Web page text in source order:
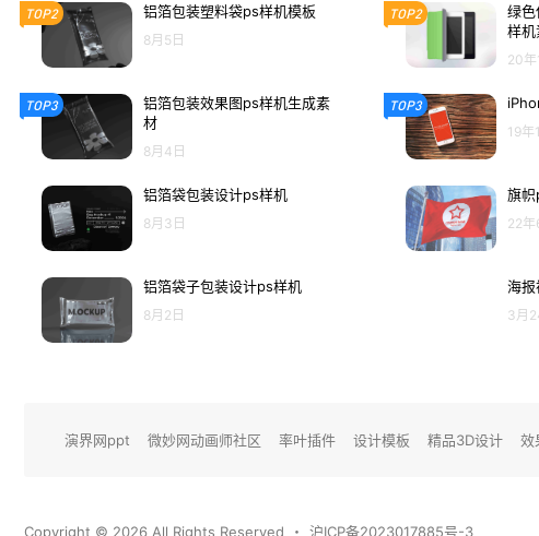
TOP2 铝箔包装塑料袋ps样机模板
8月5日
TOP3
铝箔包装效果图ps样机生成素
材
8月4日
铝箔袋包装设计ps样机
8月3日
铝箔袋子包装设计ps样机
8月2日
TOP2
绿
样机
20年
TOP3
19年
旗
22年
海
3月
演界网ppt 微妙网动画师社区 率叶插件 设计模板 精品3D设计 效
Copyright © 2026 All Rights Reserved ・ 沪ICP备2023017885号-3